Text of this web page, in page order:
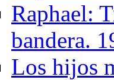
Raphael:
bandera.
Los hijos